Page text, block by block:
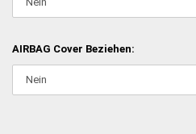
AIRBAG Cover Beziehen: